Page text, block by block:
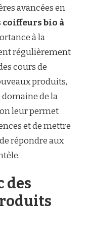
avancées en
coiffeurs bio à
à la
régulièrement
cours de
produits,
de la
leur permet
et de mettre
répondre aux
des